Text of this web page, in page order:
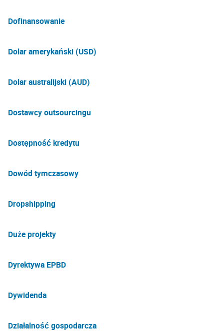
Dofinansowanie
Dolar amerykański (USD)
Dolar australijski (AUD)
Dostawcy outsourcingu
Dostępność kredytu
Dowód tymczasowy
Dropshipping
Duże projekty
Dyrektywa EPBD
Dywidenda
Działalność gospodarcza